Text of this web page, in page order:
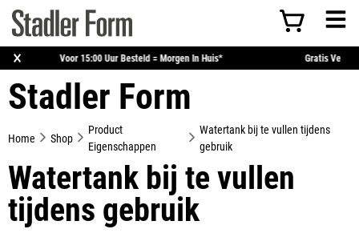
× Voor 15:00 Uur Besteld = Morgen In Huis*
Stadler Form
Home Shop
Product
Eigenschappen
Watertank bij te vullen tijdens
gebruik
Watertank bij te vullen
tijdens gebruik